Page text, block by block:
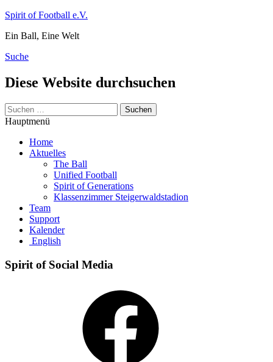
Zum
springen
Spirit of Football e.V.
Ein Ball, Eine Welt
Suche
Diese Website durchsuchen
Suchen
nach:
Hauptmenü
Home
Aktuelles
The Ball
Unified Football
Spirit of Generations
Klassenzimmer Steigerwaldstadion
Team
Support
Kalender
English
Spirit of Social Media